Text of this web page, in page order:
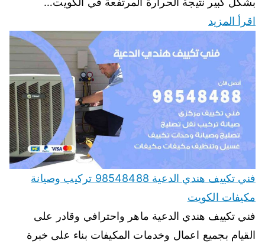
اقرأ المزيد
فني تكييف هندي الدعية 98548488 تركيب وصيانة
مكيفات الكويت
فني تكييف هندي الدعية ماهر واحترافي وقادر على
القيام بجميع اعمال وخدمات المكيفات بناء على خبرة